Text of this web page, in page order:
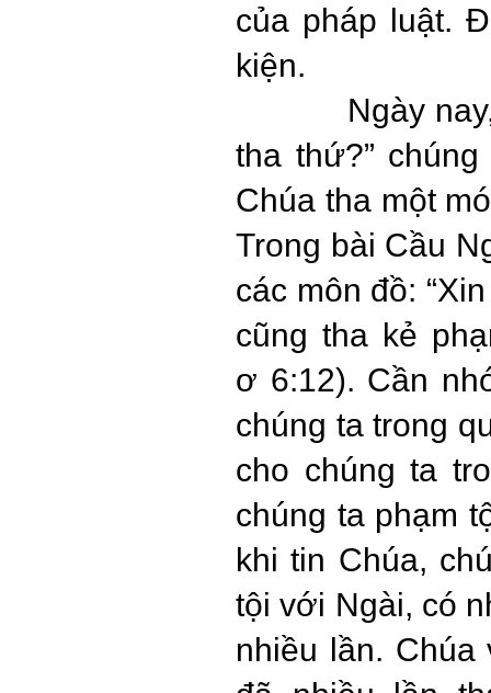
của pháp luật.
kiện.
Ngày
tha thứ?”
Chúa tha một
Trong bài Cầu
các môn đồ:
cũng tha kẻ
ơ 6:12). Cần
chúng ta trong
cho chúng ta
chúng ta phạm
khi tin Chúa,
tội với Ngài, có
nhiều lần.